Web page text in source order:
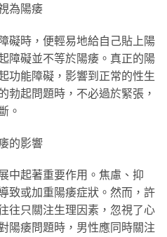
為陽痿
礙時，便輕易地給自己貼上陽
障礙並不等於陽痿。真正的陽
功能障礙，影響到正常的性生
勃起問題時，不必過於緊張，
。
的影響
中起著重要作用。焦慮、抑
致或加重陽痿症狀。然而，許
往只關注生理因素，忽視了心
陽痿問題時，男性應同時關注